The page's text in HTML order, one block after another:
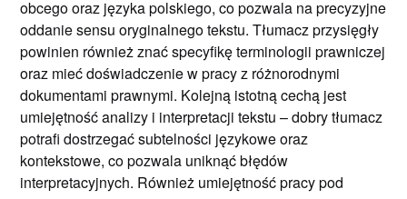
obcego oraz języka polskiego, co pozwala na precyzyjne
oddanie sensu oryginalnego tekstu. Tłumacz przysięgły
powinien również znać specyfikę terminologii prawniczej
oraz mieć doświadczenie w pracy z różnorodnymi
dokumentami prawnymi. Kolejną istotną cechą jest
umiejętność analizy i interpretacji tekstu – dobry tłumacz
potrafi dostrzegać subtelności językowe oraz
kontekstowe, co pozwala uniknąć błędów
interpretacyjnych. Również umiejętność pracy pod